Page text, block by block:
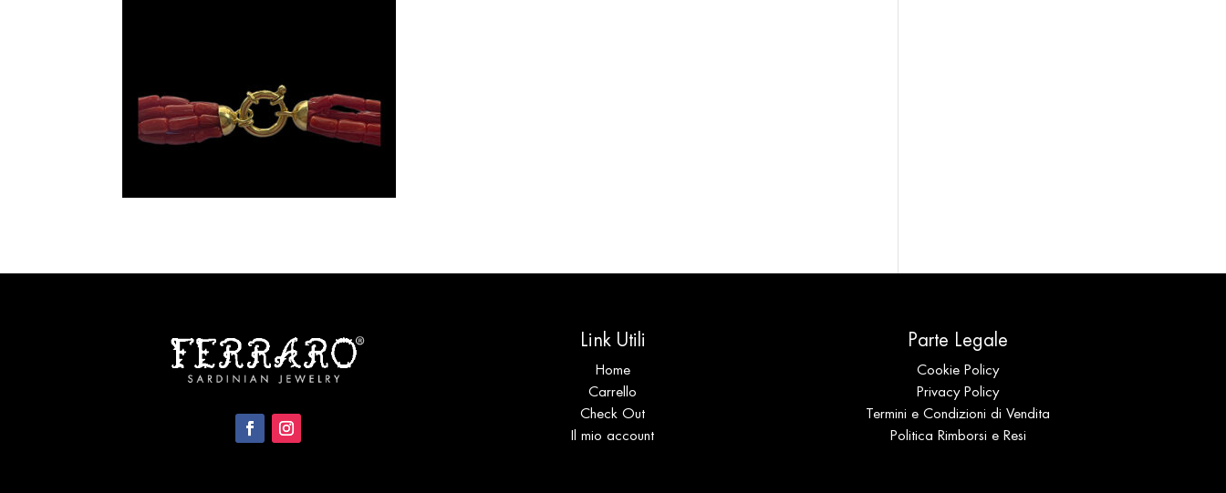
Link Utili
Home
Carrello
Check Out
Il mio account
Parte Legale
Cookie Policy
Privacy Policy
Termini e Condizioni di Vendita
Politica Rimborsi e Resi